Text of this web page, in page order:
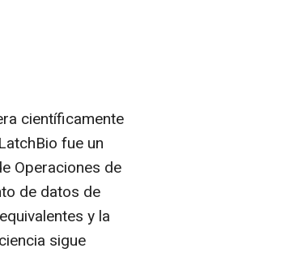
científicamente
fue un
Operaciones de
de datos de
y la
sigue